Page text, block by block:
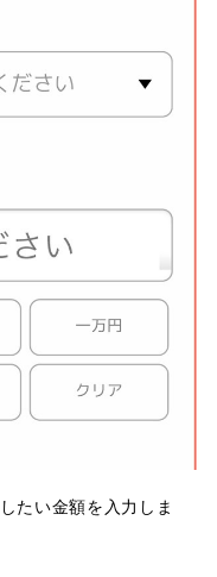
たい金額を入力しま